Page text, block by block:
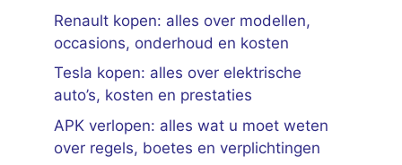
Renault kopen: alles over modellen,
occasions, onderhoud en kosten
Tesla kopen: alles over elektrische
auto’s, kosten en prestaties
APK verlopen: alles wat u moet weten
over regels, boetes en verplichtingen